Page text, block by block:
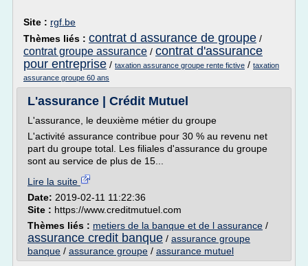
Site : rgf.be
Thèmes liés : contrat d assurance de groupe /
contrat groupe assurance / contrat d'assurance
pour entreprise / taxation assurance groupe rente fictive / taxation
assurance groupe 60 ans
L'assurance | Crédit Mutuel
L'assurance, le deuxième métier du groupe
L'activité assurance contribue pour 30 % au revenu net
part du groupe total. Les filiales d'assurance du groupe
sont au service de plus de 15...
Lire la suite
Date: 2019-02-11 11:22:36
Site : https://www.creditmutuel.com
Thèmes liés : metiers de la banque et de l assurance /
assurance credit banque / assurance groupe
banque / assurance groupe / assurance mutuel